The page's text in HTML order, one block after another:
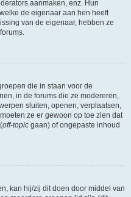
aanmaken, enz. Hun
de eigenaar aan hen heeft
van de eigenaar, hebben ze
die in staan voor de
in de forums die ze modereren,
sluiten, openen, verplaatsen,
ze er gewoon op toe zien dat
off-topic gaan) of ongepaste inhoud
kan hij/zij dit doen door middel van